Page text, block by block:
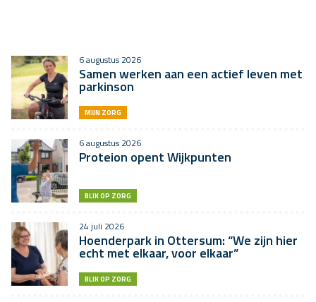
6 augustus 2026
Samen werken aan een actief leven met
parkinson
MIJN ZORG
6 augustus 2026
Proteion opent Wijkpunten
BLIK OP ZORG
24 juli 2026
Hoenderpark in Ottersum: “We zijn hier
echt met elkaar, voor elkaar”
BLIK OP ZORG